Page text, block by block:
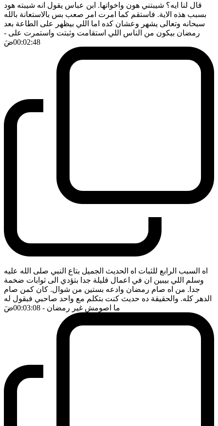
قال لنا ايه؟ شيبتني هون واخواتها. ابن عباس يقول انه شيبته هود
بسبب هذه الاية. فاستقم كما امرت امر صعب بس بالاستعانة بالله
سبحانه وتعالى يشهر وعشان كده اما اللي بيظهر على الطاعة بعد
رمضان بيكون من الناس اللي استقامت وثبتت واستمرت على -
00:02:48ضَ
اه السبب الرابع للثبات اه الحديث الجميل بتاع النبي صلى الله عليه
وسلم اللي بيبين ان في اعمال قليلة جدا بتؤدي الى ثوابات ضخمة
جدا. من اه صام رمضان وادعه بستين من شوال. كان كمن صام
الدهر كله. والحقيقة ده حديث كنت بتكلم مع واحد صاحبي فبقول له
ما اصومش غير رمضان - 00:03:08 ضَ